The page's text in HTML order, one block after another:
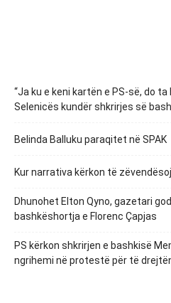
“Ja ku e keni kartën e PS-së, do
Selenicës kundër shkrirjes së
Belinda Balluku paraqitet në SPAK
Kur narrativa kërkon të
Dhunohet Elton Qyno, gazetari
bashkëshortja e Florenc Çapjas
PS kërkon shkrirjen e bashkisë
ngrihemi në protestë për të